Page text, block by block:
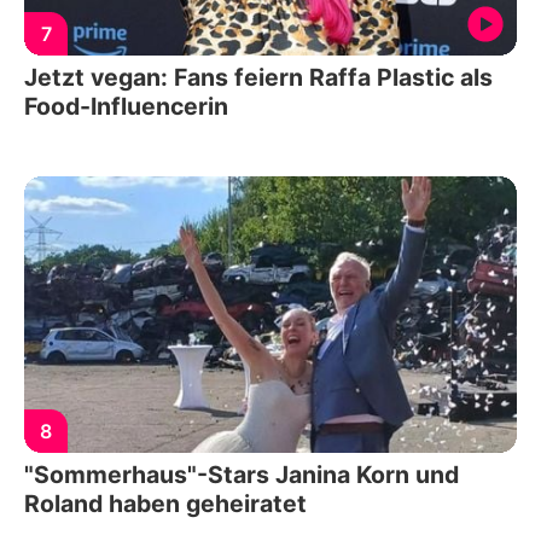
7
Jetzt vegan: Fans feiern Raffa Plastic als
Food-Influencerin
8
"Sommerhaus"-Stars Janina Korn und
Roland haben geheiratet